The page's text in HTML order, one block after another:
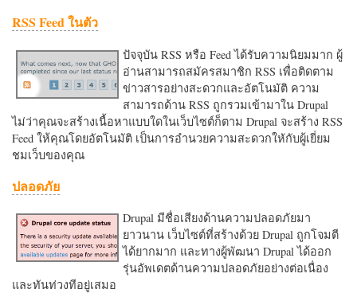
RSS Feed ในตัว
ปัจจุบัน RSS หรือ Feed ได้รับความนิยมมาก ผู้
อ่านสามารถสมัครสมาชิก RSS เพื่อติดตาม
ข่าวสารอย่างสะดวกและอัตโนมัติ ความ
สามารถด้าน RSS ถูกรวมเข้ามาใน Drupal
ไม่ว่าคุณจะสร้างเนื้อหาแบบใดในเว็บไซต์ก็ตาม Drupal จะสร้าง RSS
Feed ให้คุณโดยอัตโนมัติ เป็นการอำนวยความสะดวกใหักับผู้เยี่ยม
ชมเว็บของคุณ
ปลอดภัย
Drupal มีชื่อเสียงด้านความปลอดภัยมา
ยาวนาน เว็บไซต์ที่สร้างด้วย Drupal ถูกโจมตี
ได้ยากมาก และทางผู้พัฒนา Drupal ได้ออก
รุ่นอัพเดตด้านความปลอดภัยอย่างต่อเนื่อง
และทันท่วงทีอยู่เสมอ